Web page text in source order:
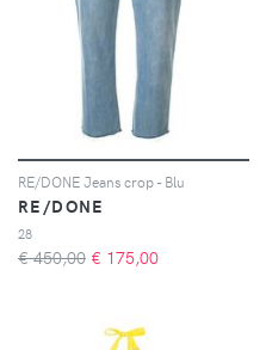
RE/DONE Jeans crop - Blu
RE/DONE
28
€ 450,00 € 175,00